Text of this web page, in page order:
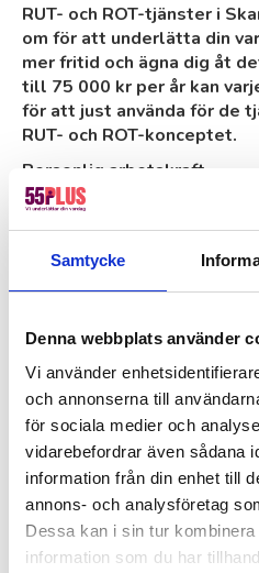
Samtycke
Denna webbplats använder
Vi använder
och annonserna till
för sociala medier och
vidarebefordrar även sådana
information från din enhet till
annons- och analysföretag
Dessa kan i sin tur
information som du har
RUT- och ROT-tjänster i
om för att underlätta din
mer fritid och ägna dig åt
till 75 000 kr per år kan
för att just använda för de
RUT- och ROT-konceptet.
Personlig arbetskraft
Våra medarbetare är flexibla,
men det kanske mest
samma person som du
kommer att lära känna dig och
mer personlig och trygg för våra
Kort om våra tjänster
Tjänster vi tillhandahåller är
slag och trädgårdsarbete till
bostadsrättsföreningar och
hantverkare som tar hand om
målningsprojekt du behöver
du anlita oss per timme eller
mycket ni har behov av inom